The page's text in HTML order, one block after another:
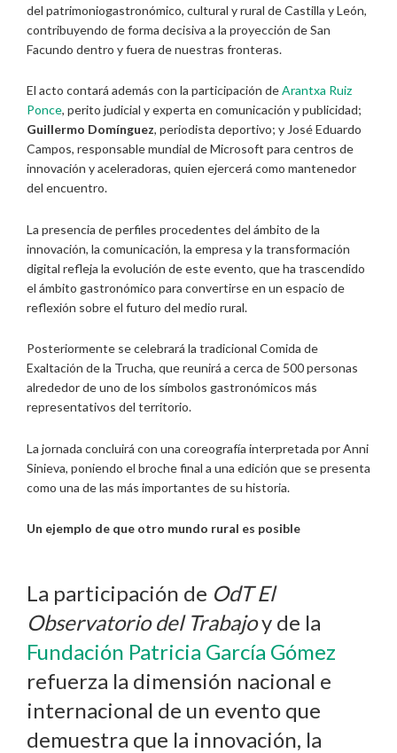
del patrimoniogastronómico, cultural y rural de Castilla y León,
contribuyendo de forma decisiva a la proyección de San
Facundo dentro y fuera de nuestras fronteras.
El acto contará además con la participación deArantxa Ruiz
Ponce, perito judicial y experta en comunicación y publicidad;
Guillermo Domínguez, periodista deportivo; y José Eduardo
Campos, responsable mundial de Microsoft para centros de
innovación y aceleradoras, quien ejercerá como mantenedor
del encuentro.
La presencia de perfiles procedentes del ámbito de la
innovación, la comunicación, la empresa y la transformación
digital refleja la evolución de este evento, que ha trascendido
el ámbito gastronómico para convertirse en un espacio de
reflexión sobre el futuro del medio rural.
Posteriormente se celebrará la tradicional Comida de
Exaltación de la Trucha, que reunirá a cerca de 500 personas
alrededor de uno de los símbolos gastronómicos más
representativos del territorio.
La jornada concluirá con una coreografía interpretada por Anni
Sinieva, poniendo el broche final a una edición que se presenta
como una de las más importantes de su historia.
Un ejemplo de que otro mundo rural es posible
La participación de OdT El
Observatorio del Trabajoy de la
Fundación Patricia García Gómez
refuerza la dimensión nacional e
internacional de un evento que
demuestra que la innovación, la